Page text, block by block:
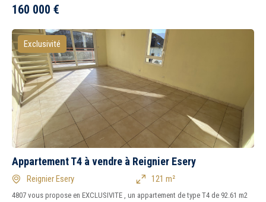
160 000 €
Exclusivité
Appartement T4 à vendre à Reignier Esery
Reignier Esery 121 m²
4807 vous propose en EXCLUSIVITE , un appartement de type T4 de 92.61 m2